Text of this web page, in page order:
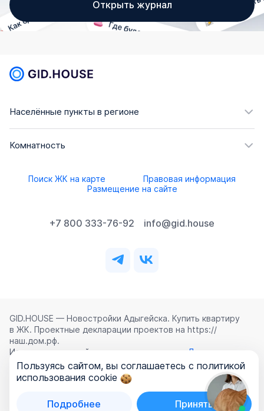
Открыть журнал
Населённые пункты в регионе
Комнатность
Поиск ЖК на карте
Правовая информация
Размещение на сайте
+7 800 333-76-92 info@gid.house
GID.HOUSE — Новостройки Адыгейска. Купить квартиру
в ЖК. Проектные декларации проектов на https://
наш.дом.рф.
Использование сайта означает согласие с
Лицензионным
соглашением
,Политикой конфиденциальностии
Политикой обработки персональных данных
ООО «ГИД.ХАУЗ»
Пользуясь сайтом, вы соглашаетесь с политикой
использования cookie
Подробнее Принять